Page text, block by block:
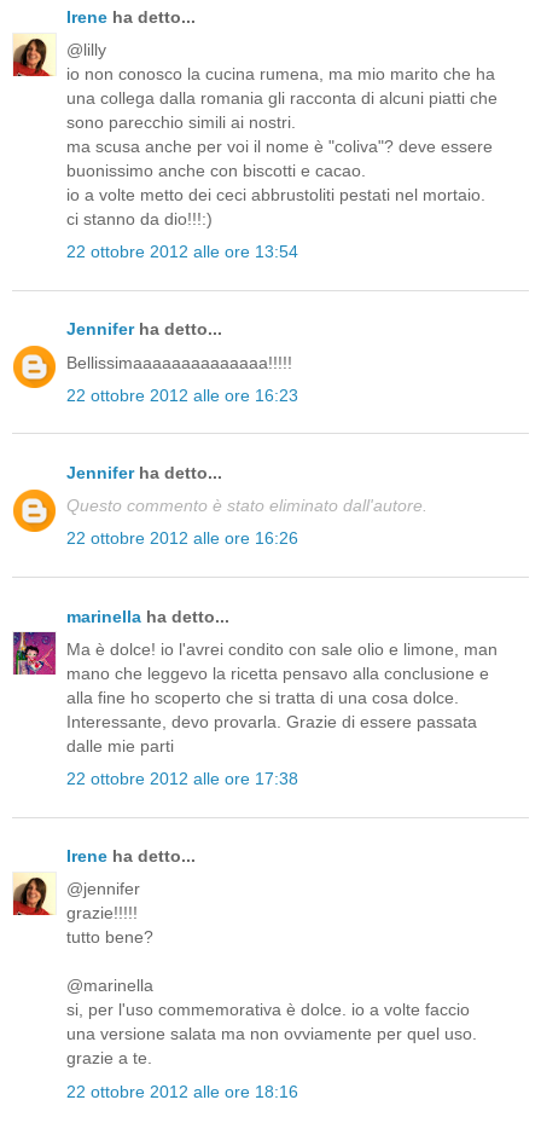
Irene ha detto...
@lilly
io non conosco la cucina rumena, ma mio marito che ha
una collega dalla romania gli racconta di alcuni piatti che
sono parecchio simili ai nostri.
ma scusa anche per voi il nome è "coliva"? deve essere
buonissimo anche con biscotti e cacao.
io a volte metto dei ceci abbrustoliti pestati nel mortaio.
ci stanno da dio!!!:)
22 ottobre 2012 alle ore 13:54
Jenniferha detto...
Bellissimaaaaaaaaaaaaaa!!!!!
22 ottobre 2012 alle ore 16:23
Jenniferha detto...
Questo commento è stato eliminato dall'autore.
22 ottobre 2012 alle ore 16:26
marinella ha detto...
Ma è dolce! io l'avrei condito con sale olio e limone, man
mano che leggevo la ricetta pensavo alla conclusione e
alla fine ho scoperto che si tratta di una cosa dolce.
Interessante, devo provarla. Grazie di essere passata
dalle mie parti
22 ottobre 2012 alle ore 17:38
Irene ha detto...
@jennifer
grazie!!!!!
tutto bene?
@marinella
si, per l'uso commemorativa è dolce. io a volte faccio
una versione salata ma non ovviamente per quel uso.
grazie a te.
22 ottobre 2012 alle ore 18:16